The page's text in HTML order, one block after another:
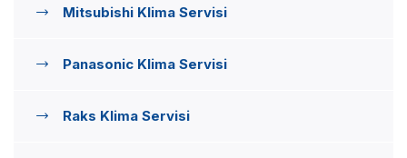
Mitsubishi Klima Servisi
Panasonic Klima Servisi
Raks Klima Servisi